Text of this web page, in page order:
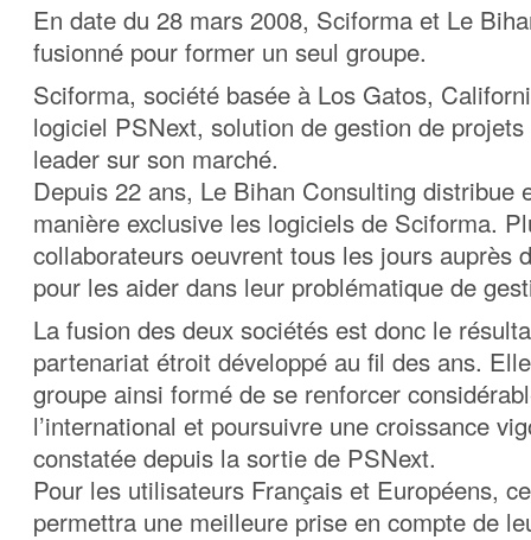
En date du 28 mars 2008, Sciforma et Le
fusionné pour former un seul groupe.
Sciforma, société basée à Los Gatos,
logiciel PSNext, solution de gestion de
leader sur son marché.
Depuis 22 ans, Le Bihan Consulting distribue
manière exclusive les logiciels de Sciforma.
collaborateurs oeuvrent tous les jours auprès
pour les aider dans leur problématique de
La fusion des deux sociétés est donc le
partenariat étroit développé au fil des ans.
groupe ainsi formé de se renforcer
l’international et poursuivre une croissance
constatée depuis la sortie de PSNext.
Pour les utilisateurs Français et Européens,
permettra une meilleure prise en compte de